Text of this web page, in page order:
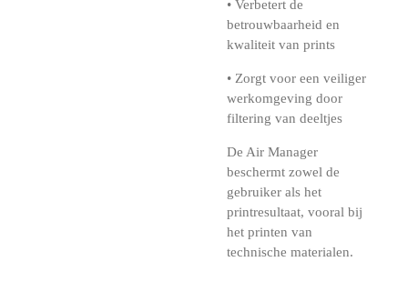
• Verbetert de
betrouwbaarheid en
kwaliteit van prints
• Zorgt voor een veiliger
werkomgeving door
filtering van deeltjes
De Air Manager
beschermt zowel de
gebruiker als het
printresultaat, vooral bij
het printen van
technische materialen.